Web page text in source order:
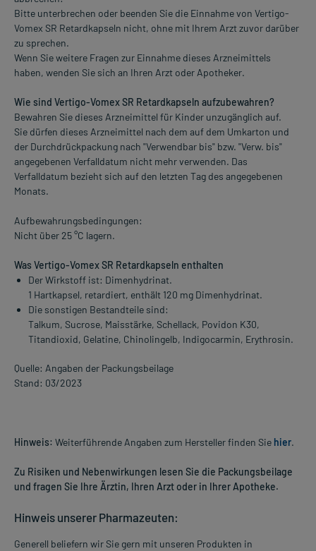
Bitte unterbrechen oder beenden Sie die Einnahme von Vertigo-
Vomex SR Retardkapseln nicht, ohne mit Ihrem Arzt zuvor darüber
zu sprechen.
Wenn Sie weitere Fragen zur Einnahme dieses Arzneimittels
haben, wenden Sie sich an Ihren Arzt oder Apotheker.
Wie sind Vertigo-Vomex SR Retardkapseln aufzubewahren?
Bewahren Sie dieses Arzneimittel für Kinder unzugänglich auf.
Sie dürfen dieses Arzneimittel nach dem auf dem Umkarton und
der Durchdrückpackung nach "Verwendbar bis" bzw. "Verw. bis"
angegebenen Verfalldatum nicht mehr verwenden. Das
Verfalldatum bezieht sich auf den letzten Tag des angegebenen
Monats.
Aufbewahrungsbedingungen:
Nicht über 25 °C lagern.
Was Vertigo-Vomex SR Retardkapseln enthalten
Der Wirkstoff ist: Dimenhydrinat.
1 Hartkapsel, retardiert, enthält 120 mg Dimenhydrinat.
Die sonstigen Bestandteile sind:
Talkum, Sucrose, Maisstärke, Schellack, Povidon K30,
Titandioxid, Gelatine, Chinolingelb, Indigocarmin, Erythrosin.
Quelle: Angaben der Packungsbeilage
Stand: 03/2023
Hinweis: Weiterführende Angaben zum Hersteller finden Sie hier.
Zu Risiken und Nebenwirkungen lesen Sie die Packungsbeilage
und fragen Sie Ihre Ärztin, Ihren Arzt oder in Ihrer Apotheke.
Hinweis unserer Pharmazeuten:
Generell beliefern wir Sie gern mit unseren Produkten in